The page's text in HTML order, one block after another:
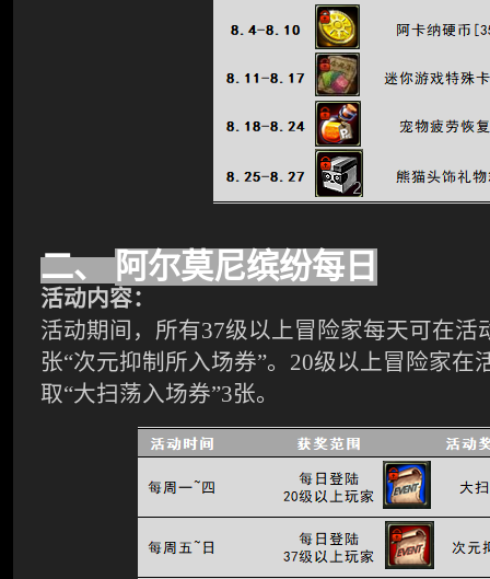
二、 阿尔莫尼缤纷每日
活动内容：
活动期间，所有37级以上冒险家每天可在活
张“次元抑制所入场券”。 20级以上冒险家在
取“大扫荡入场券”3张。